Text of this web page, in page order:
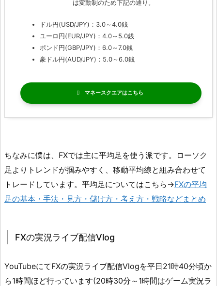
は変動制のため下記の通り。
ドル円(USD/JPY)：3.0～4.0銭
ユーロ円(EUR/JPY)：4.0～5.0銭
ポンド円(GBP/JPY)：6.0～7.0銭
豪ドル円(AUD/JPY)：5.0～6.0銭
マネースクエア
ちなみに僕は、FXでは主に平均足を使う派です。ローソク
足よりトレンドが掴みやすく、移動平均線と組み合わせて
トレードしています。平均足についてはこちら→FXの平均
足の基本・手法・見方・儲け方・考え方・戦略などまとめ
FXの実況ライブ配信Vlog
YouTubeにてFXの実況ライブ配信Vlogを平日21時40分頃か
ら1時間ほど行っています(20時30分～1時間はゲーム実況ラ